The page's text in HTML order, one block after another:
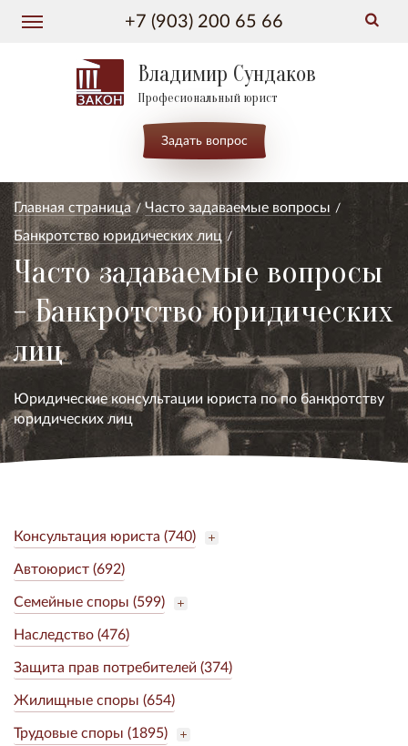
+7 (903) 200 65 66
Владимир Сундаков
Професиональный юрист
Задать вопрос
Главная страница
Часто задаваемые вопросы
Банкротство юридических лиц
Часто задаваемые вопросы
- Банкротство юридических
лиц
Юридические консультации юриста по по банкротству
юридических лиц
Консультация юриста (740)
Автоюрист (692)
Семейные споры (599)
Наследство (476)
Защита прав потребителей (374)
Жилищные споры (654)
Трудовые споры (1895)